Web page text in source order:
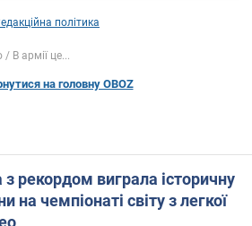
політика
В армії це...
на головну OBOZ
з рекордом виграла історичну
на чемпіонаті світу з легкої